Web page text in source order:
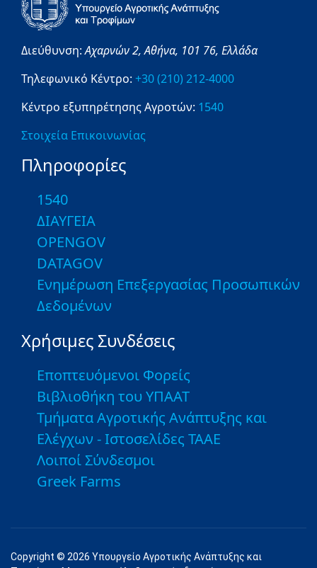
Διεύθυνση:Αχαρνών 2,Αθήνα, 101 76, Ελλάδα
Τηλεφωνικό Κέντρο: +30 (210) 212-4000
Κέντρο εξυπηρέτησης Αγροτών: 1540
Στοιχεία Επικοινωνίας
Πληροφορίες
1540
ΔΙΑΥΓΕΙΑ
OPENGOV
DATAGOV
Ενημέρωση Επεξεργασίας Προσωπικών
Δεδομένων
Χρήσιμες Συνδέσεις
Εποπτευόμενοι Φορείς
Βιβλιοθήκη του ΥΠΑΑΤ
Τμήματα Αγροτικής Ανάπτυξης και
Ελέγχων - Ιστοσελίδες ΤΑΑΕ
Λοιποί Σύνδεσμοι
Greek Farms
Copyright © 2026 Υπουργείο Αγροτικής Ανάπτυξης και